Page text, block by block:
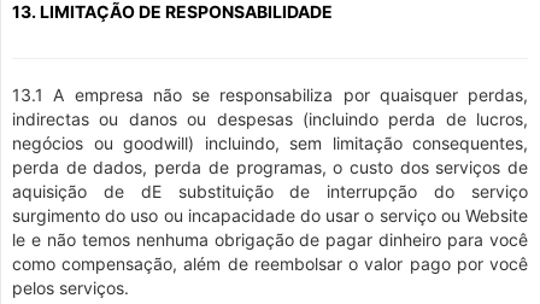
13. LIMITAÇÃO DE RESPONSABILIDADE
13.1 A empresa não se responsabiliza por quaisquer perdas,
indirectas ou danos ou despesas (incluindo perda de lucros,
negócios ou goodwill) incluindo, sem limitação consequentes,
perda de dados, perda de programas, o custo dos serviços de
aquisição de dE substituição de interrupção do serviço
surgimento do uso ou incapacidade do usar o serviço ou Website
le e não temos nenhuma obrigação de pagar dinheiro para você
como compensação, além de reembolsar o valor pago por você
pelos serviços.